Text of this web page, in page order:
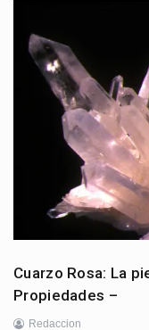
Cuarzo Rosa: La
Propiedades –
Redaccion